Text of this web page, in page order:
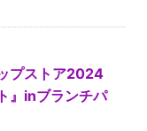
プストア2024
』inブランチパ